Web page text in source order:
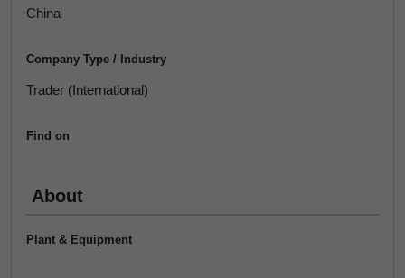
China
Company Type / Industry
Trader (International)
Find on
About
Plant & Equipment